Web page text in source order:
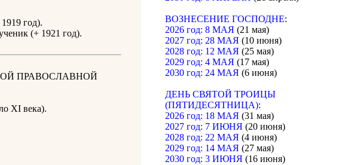
год).
(+ 1921 год).
ПРАВОСЛАВНОЙ
XI века).
ВОЗНЕСЕНИЕ ГОСПОДНЕ:
2026 год: 8 МАЯ (21 мая)
2027 год: 28 МАЯ (10 июня)
2028 год: 12 МАЯ (25 мая)
2029 год: 4 МАЯ (17 мая)
2030 год: 24 МАЯ (6 июня)
ДЕНЬ СВЯТОЙ ТРОИЦЫ
(ПЯТИДЕСЯТНИЦА):
2026 год: 18 МАЯ (31 мая)
2027 год: 7 ИЮНЯ (20 июня)
2028 год: 22 МАЯ (4 июня)
2029 год: 14 МАЯ (27 мая)
2030 год: 3 ИЮНЯ (16 июня)